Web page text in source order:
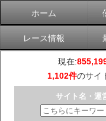
ホーム
レース情報
現在:
1,102件のサイ
サイト名・運